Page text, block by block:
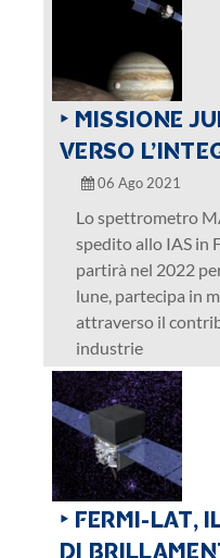
‣ MISSIONE
VERSO
06 Ago 2021
Lo spettrometro
spedito allo IAS in
partirà nel 2022
lune, partecipa in
attraverso il
industrie
‣ FERMI-LAT,
DI